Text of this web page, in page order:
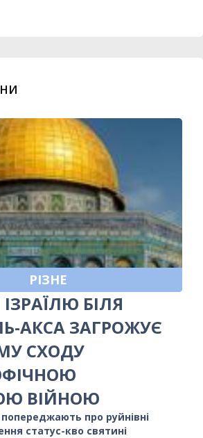
РІЗНЕ
БІЛЯ
АКСА ЗАГРОЖУЄ
СХОДУ
ВІЙНОЮ
про руйнівні
статус-кво святині